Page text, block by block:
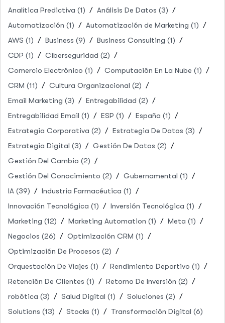
Analítica Predictiva (1) Análisis De Datos (3)
Automatización (1) Automatización de Marketing (1)
AWS (1) Business (9) Business Consulting (1)
CDP (1) Ciberseguridad (2)
Comercio Electrónico (1) Computación En La Nube (1)
CRM (11) Cultura Organizacional (2)
Email Marketing (3) Entregabilidad (2)
Entregabilidad Email (1) ESP (1) España (1)
Estrategia Corporativa (2) Estrategia De Datos (3)
Estrategia Digital (3) Gestión De Datos (2)
Gestión Del Cambio (2)
Gestión Del Conocimiento (2) Gubernamental (1)
IA (39) Industria Farmacéutica (1)
Innovación Tecnológica (1) Inversión Tecnológica (1)
Marketing (12) Marketing Automation (1) Meta (1)
Negocios (26) Optimización CRM (1)
Optimización De Procesos (2)
Orquestación De Viajes (1) Rendimiento Deportivo (1)
Retención De Clientes (1) Retorno De Inversión (2)
robótica (3) Salud Digital (1) Soluciones (2)
Solutions (13) Stocks (1) Transformación Digital (6)